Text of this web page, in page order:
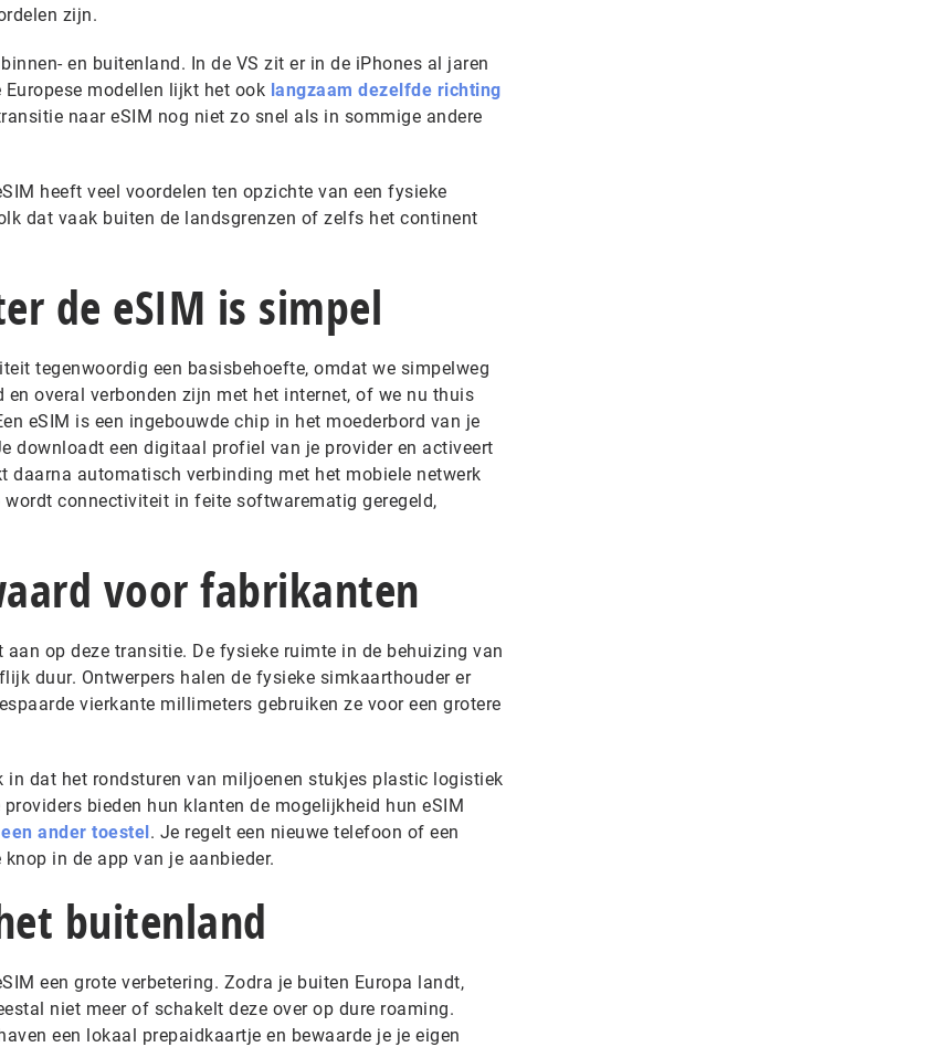
zijn.
en buitenland. In de VS zit er in de iPhones al jaren
modellen lijkt het ook langzaam dezelfde richting
naar eSIM nog niet zo snel als in sommige andere
heeft veel voordelen ten opzichte van een fysieke
dat vaak buiten de landsgrenzen of zelfs het continent
de eSIM is simpel
tegenwoordig een basisbehoefte, omdat we simpelweg
overal verbonden zijn met het internet, of we nu thuis
eSIM is een ingebouwde chip in het moederbord van je
downloadt een digitaal profiel van je provider en activeert
daarna automatisch verbinding met het mobiele netwerk
connectiviteit in feite softwarematig geregeld,
voor fabrikanten
op deze transitie. De fysieke ruimte in de behuizing van
duur. Ontwerpers halen de fysieke simkaarthouder er
vierkante millimeters gebruiken ze voor een grotere
in dat het rondsturen van miljoenen stukjes plastic logistiek
bieden hun klanten de mogelijkheid hun eSIM
ander toestel. Je regelt een nieuwe telefoon of een
in de app van je aanbieder.
buitenland
een grote verbetering. Zodra je buiten Europa landt,
niet meer of schakelt deze over op dure roaming.
een lokaal prepaidkaartje en bewaarde je je eigen